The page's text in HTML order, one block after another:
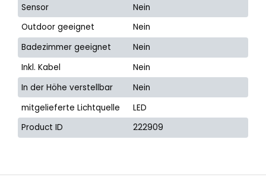
Sensor
Nein
Outdoor geeignet
Nein
Badezimmer geeignet
Nein
Inkl. Kabel
Nein
In der Höhe verstellbar
Nein
mitgelieferte Lichtquelle
LED
Product ID
222909